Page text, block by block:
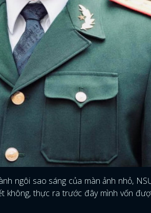
ngôi sao sáng của màn ảnh nhỏ,
không, thực ra trước đây mình vốn